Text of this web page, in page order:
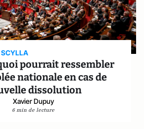
SCYLLA
pourrait ressembler
nationale en cas de
dissolution
Xavier Dupuy
6 min de lecture